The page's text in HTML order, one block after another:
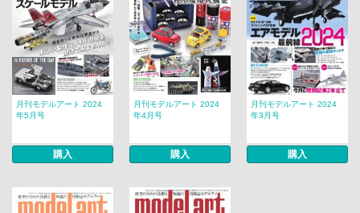
月刊モデルアート 2024
年5月号
購入
月刊モデルアート 2024
年4月号
購入
月刊モデルアート 2024
年3月号
購入